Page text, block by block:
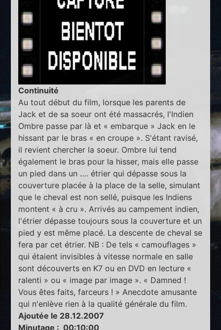
Continuité
Au tout début du film, lorsque les parents de
Jack et de sa soeur ont été massacrés, l'Indien
Ombre passe par là et « embarque » Jack en le
hissant par le bras « en croupe ». S'étant ravisé,
il revient chercher la soeur. Ombre lui tend
également le bras pour la hisser, mais elle passe
un pied dans un …. étrier qui dépasse sous la
couverture placée à la place de la selle, simulant
que le cheval est non sellé, puisque les Indiens
montent « à cru ». Arrivés au campement indien,
l'étrier dépasse toujours sous la couverture et un
pied y est même placé. La descente de cheval se
fera par cet étrier. NB : De tels « camouflages »
qui étaient invisibles à vitesse normale en salle
sont découverts en K7 ou en DVD en lecture «
ralenti » ou « image par image ». « Damned !
Vous êtes faits, farceurs ! » Anecdote amusante
qui n'enlève rien à la qualité générale du film.
Ajoutée le 28.12.2007
Minutage : 00:10:00